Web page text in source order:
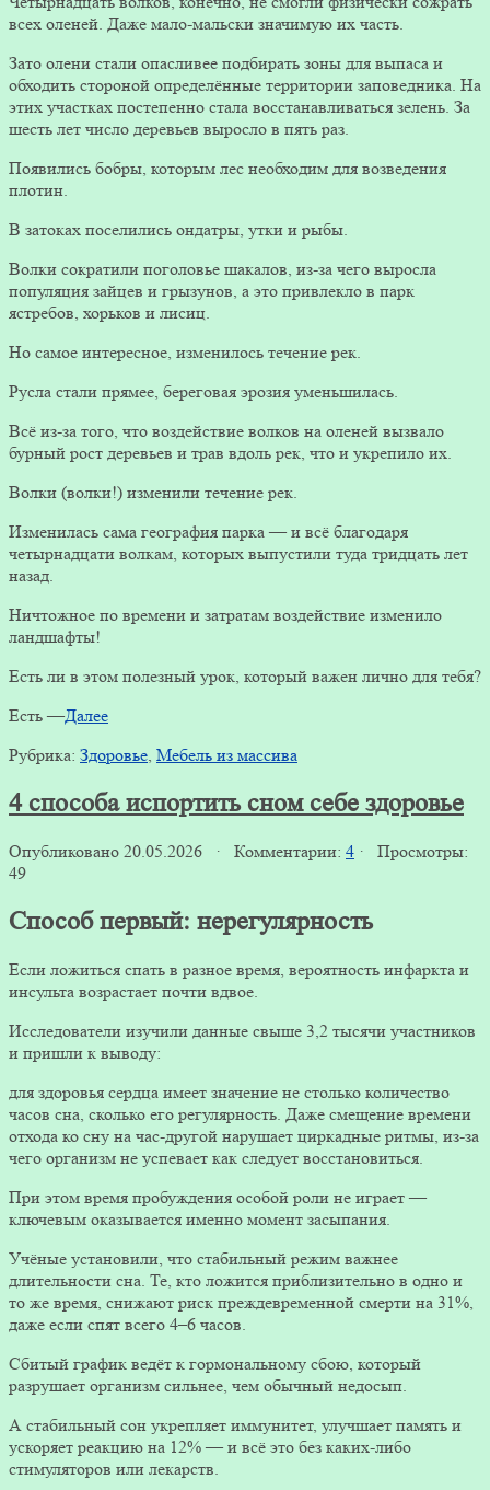
всех оленей. Даже мало-мальски значимую их часть.
Зато олени стали опасливее подбирать зоны для выпаса и
обходить стороной определённые территории заповедника. На
этих участках постепенно стала восстанавливаться зелень. За
шесть лет число деревьев выросло в пять раз.
Появились бобры, которым лес необходим для возведения
плотин.
В затоках поселились ондатры, утки и рыбы.
Волки сократили поголовье шакалов, из-за чего выросла
популяция зайцев и грызунов, а это привлекло в парк
ястребов, хорьков и лисиц.
Но самое интересное, изменилось течение рек.
Русла стали прямее, береговая эрозия уменьшилась.
Всё из-за того, что воздействие волков на оленей вызвало
бурный рост деревьев и трав вдоль рек, что и укрепило их.
Волки (волки!) изменили течение рек.
Изменилась сама география парка — и всё благодаря
четырнадцати волкам, которых выпустили туда тридцать лет
назад.
Ничтожное по времени и затратам воздействие изменило
ландшафты!
Есть ли в этом полезный урок, который важен лично для тебя?
Есть —Далее
Рубрика: Здоровье, Мебель из массива
4 способа испортить сном себе здоровье
Опубликовано 20.05.2026 · Комментарии: 4 · Просмотры:
49
Способ первый: нерегулярность
Если ложиться спать в разное время, вероятность инфаркта и
инсульта возрастает почти вдвое.
Исследователи изучили данные свыше 3,2 тысячи участников
и пришли к выводу:
для здоровья сердца имеет значение не столько количество
часов сна, сколько его регулярность. Даже смещение времени
отхода ко сну на час-другой нарушает циркадные ритмы, из‑за
чего организм не успевает как следует восстановиться.
При этом время пробуждения особой роли не играет —
ключевым оказывается именно момент засыпания.
Учёные установили, что стабильный режим важнее
длительности сна. Те, кто ложится приблизительно в одно и
то же время, снижают риск преждевременной смерти на 31%,
даже если спят всего 4–6 часов.
Сбитый график ведёт к гормональному сбою, который
разрушает организм сильнее, чем обычный недосып.
А стабильный сон укрепляет иммунитет, улучшает память и
ускоряет реакцию на 12% — и всё это без каких‑либо
стимуляторов или лекарств.